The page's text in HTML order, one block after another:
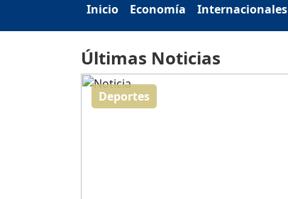
Inicio Economía Internacionales
Últimas Noticias
Deportes